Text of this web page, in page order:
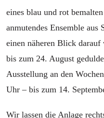
eines blau und rot
anmutendes Ensemble aus
einen näheren Blick
bis zum 24. August
Ausstellung an den
Uhr – bis zum 14.
Wir lassen die Anlage